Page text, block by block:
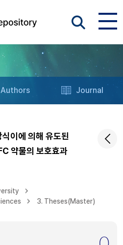
Authors Journal
이에 의해 유도된
약물의 보호효과
3. Theses(Master)